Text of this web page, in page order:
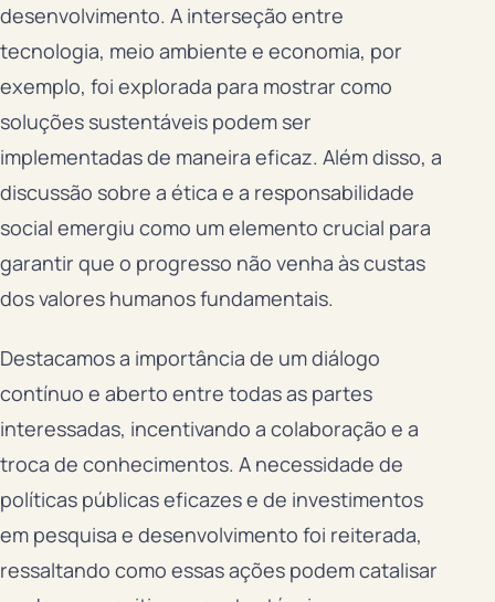
desenvolvimento. A interseção entre
tecnologia, meio ambiente e economia, por
exemplo, foi explorada para mostrar como
soluções sustentáveis podem ser
implementadas de maneira eficaz. Além disso, a
discussão sobre a ética e a responsabilidade
social emergiu como um elemento crucial para
garantir que o progresso não venha às custas
dos valores humanos fundamentais.
Destacamos a importância de um diálogo
contínuo e aberto entre todas as partes
interessadas, incentivando a colaboração e a
troca de conhecimentos. A necessidade de
políticas públicas eficazes e de investimentos
em pesquisa e desenvolvimento foi reiterada,
ressaltando como essas ações podem catalisar